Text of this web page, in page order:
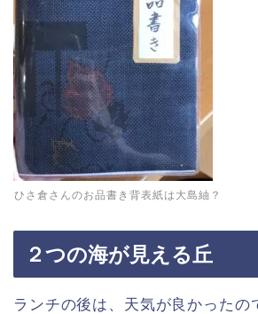
ひさ倉さんのお品書き背表紙は大島紬？
２つの海が見える丘
ランチの後は、天気が良かったの